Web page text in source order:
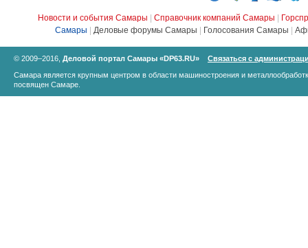
Новости и события Самары Справочник компаний Самары
Самары
Деловые форумы Самары Голосования Самары
© 2009–2016, Деловой портал Самары «DP63.RU»
Связаться с
Самара является крупным центром в области машиностроения и
посвящен Самаре.